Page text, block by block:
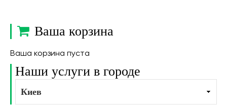
Ваша корзина
Ваша корзина пуста
Наши услуги в городе